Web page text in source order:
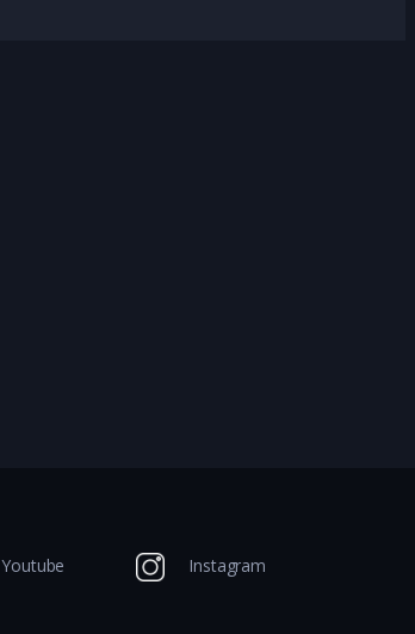
Youtube Instagram